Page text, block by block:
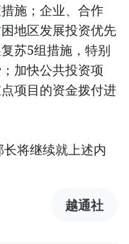
施；企业、合作
地区发展投资优先
苏5组措施，特别
加快公共投资项
项目的资金拨付进
将继续就上述内
越通社